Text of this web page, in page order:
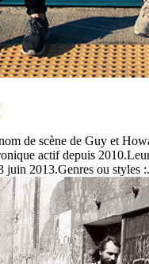
de scène de Guy et
actif depuis
juin 2013.Genres ou styles